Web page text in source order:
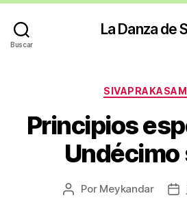
Buscar
La Danza de
Principios
Undécimo
Autor
Por Meykandar